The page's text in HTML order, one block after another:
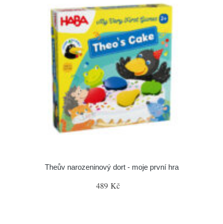
Theův narozeninový dort - moje první hra
489 Kč